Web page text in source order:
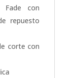
Fade con
repuesto
corte con